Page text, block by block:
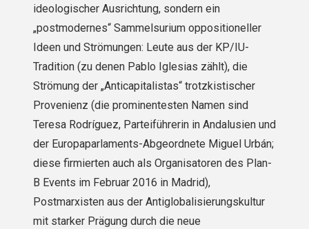
ideologischer Ausrichtung, sondern ein
„postmodernes“ Sammelsurium oppositioneller
Ideen und Strömungen: Leute aus der KP/IU-
Tradition (zu denen Pablo Iglesias zählt), die
Strömung der „Anticapitalistas“ trotzkistischer
Provenienz (die prominentesten Namen sind
Teresa Rodríguez, Parteiführerin in Andalusien und
der Europaparlaments-Abgeordnete Miguel Urbán;
diese firmierten auch als Organisatoren des Plan-
B Events im Februar 2016 in Madrid),
Postmarxisten aus der Antiglobalisierungskultur
mit starker Prägung durch die neue